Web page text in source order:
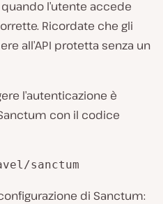
l’utente accede
Ricordate che gli
all’API protetta senza un
l’autenticazione è
con il codice
sanctum
di Sanctum: